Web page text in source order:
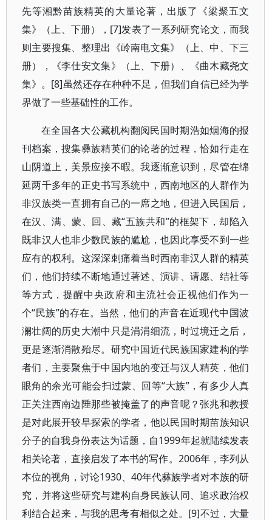
先等湘黔苗族精英的大量论著，出版了《梁聚五文
集》（上、下册），[7]发表了一系列研究论文，而我
则主要搜集、整理出《岭南电文集》（上、中、下三
册），《李仕安文集》（上、下册）、《曲木藏尧文
集》。[8]虽然还存在种种不足，但我们自信已经为学
界做了一些基础性的工作。
在全国各大公藏机构翻阅民国时期浩如烟海的报
刊档案，搜集彝族精英们的论著的过程，恰如行走在
山阴道上，美景应接不暇。我逐渐意识到，尽管在绵
延两千多年的正史书写系统中，西南地区的人群作为
非汉族类一直拥有自己的一席之地，但进入民国后，
在汉、满、蒙、回、藏“五族共和”的框架下，却陷入
既非汉人也非少数民族的尴尬，也因此享受不到一些
应有的权利。这深深刺痛着当时西南非汉人群的精英
们，他们持续不断地通过著述、演讲、请愿、结社等
等方式，提醒中央政府和主流社会正视他们作为一
个“民族”的存在。当然，他们的声音在近现代中国波
澜壮阔的历史大潮中只是涓涓细流，时过境迁之后，
更是逐渐消散殆尽。研究中国近代民族国家建构的学
者们，主要聚焦于中国内地的变迁与汉人精英，他们
眼角的余光可能会扫过蒙、回等“大族”，有多少人真
正关注西南边陲那些被掩盖了的声音呢？张兆和教授
是对此展开较早探索的学者，他以民国时期苗族知识
分子的自我身份表达为话题，自1999年起就陆续发表
相关论著，直接启发了本书的写作。2006年，李列从
本位的视角，讨论1930、40年代彝族学者对本族的研
究，并将这些研究与建构自身民族认同、追求政治权
利结合起来，与我的思考有相似之处。[9]不过，大量